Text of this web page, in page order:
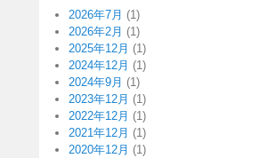
2026年7月 (1)
2026年2月 (1)
2025年12月 (1)
2024年12月 (1)
2024年9月 (1)
2023年12月 (1)
2022年12月 (1)
2021年12月 (1)
2020年12月 (1)